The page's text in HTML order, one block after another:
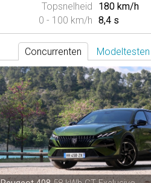
Topsnelheid
180 km/h
0 - 100 km/h 8,4 s
Concurrenten Modeltesten